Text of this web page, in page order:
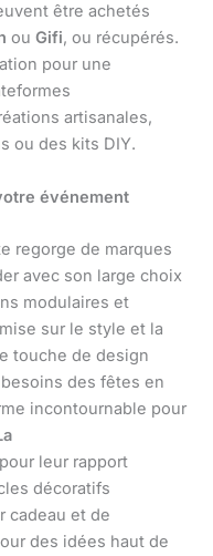
être achetés
ou Gifi, ou récupérés.
pour une
artisanales,
ou des kits DIY.
événement
regorge de marques
avec son large choix
modulaires et
mise sur le style et la
touche de design
des fêtes en
incontournable pour
leur rapport
décoratifs
cadeau et de
des idées haut de